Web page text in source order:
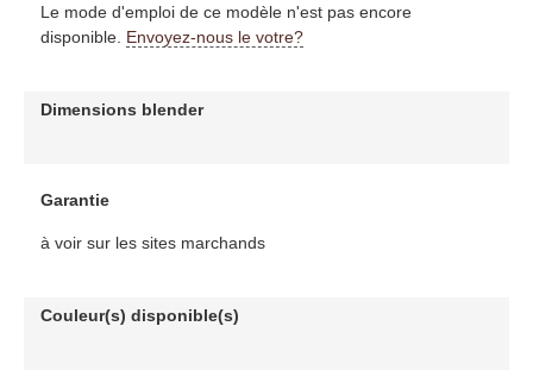
Le mode d'emploi de ce modèle n'est pas encore
disponible. Envoyez-nous le votre?
Dimensions blender
Garantie
à voir sur les sites marchands
Couleur(s) disponible(s)